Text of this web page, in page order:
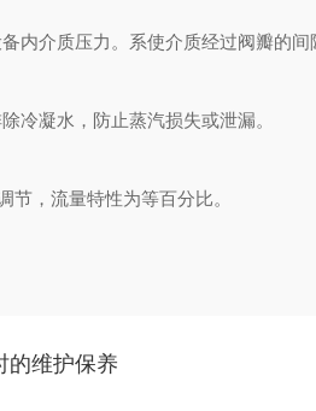
介质压力。系使介质经过阀瓣的间
凝水，防止蒸汽损失或泄漏。
，流量特性为等百分比。
的维护保养